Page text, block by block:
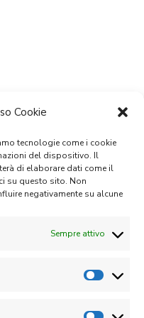
Cookie
tecnologie come i cookie
del dispositivo. Il
di elaborare dati come il
su questo sito. Non
negativamente su alcune
Sempre attivo